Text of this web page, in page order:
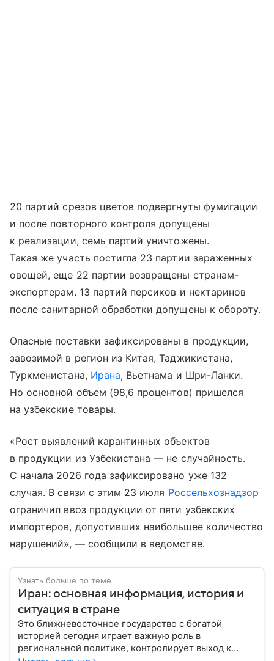
20 партий срезов цветов подвергнуты фумигации
и после повторного контроля допущены
к реализации, семь партий уничтожены.
Такая же участь постигла 23 партии зараженных
овощей, еще 22 партии возвращены странам-
экспортерам. 13 партий персиков и нектаринов
после санитарной обработки допущены к обороту.
Опасные поставки зафиксированы в продукции,
завозимой в регион из Китая, Таджикистана,
Туркменистана, Ирана, Вьетнама и Шри-Ланки.
Но основной объем (98,6 процентов) пришелся
на узбекские товары.
«Рост выявлений карантинных объектов
в продукции из Узбекистана — не случайность.
С начала 2026 года зафиксировано уже 132
случая. В связи с этим 23 июля Россельхознадзор
ограничил ввоз продукции от пяти узбекских
импортеров, допустивших наибольшее количество
нарушений», — сообщили в ведомстве.
Узнать больше по теме
Иран: основная информация, история и
ситуация в стране
Это ближневосточное государство с богатой
историей сегодня играет важную роль в
региональной политике, контролирует выход к